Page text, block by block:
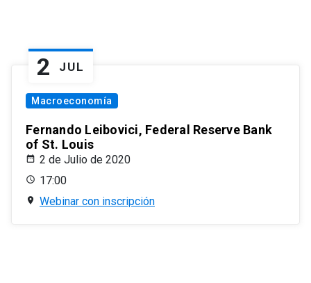
2 JUL
Macroeconomía
Fernando Leibovici, Federal Reserve Bank
of St. Louis
2 de Julio de 2020
17:00
Webinar con inscripción